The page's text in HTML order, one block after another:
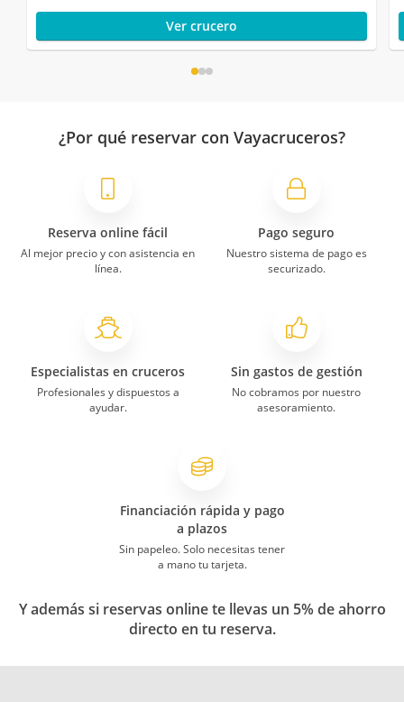
Ver crucero
¿Por qué reservar con Vayacruceros?
Reserva online fácil
Al mejor precio y con asistencia en
línea.
Pago seguro
Nuestro sistema de pago es
securizado.
Especialistas en cruceros
Profesionales y dispuestos a
ayudar.
Sin gastos de gestión
No cobramos por nuestro
asesoramiento.
Financiación rápida y pago
a plazos
Sin papeleo. Solo necesitas tener
a mano tu tarjeta.
Y además si reservas online te llevas un 5% de ahorro
directo en tu reserva.